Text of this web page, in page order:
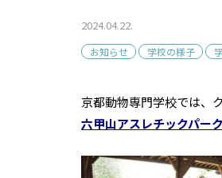
2024.04.22.
お知らせ 学校の様子
京都動物専門学校では、
六甲山アスレチックパー